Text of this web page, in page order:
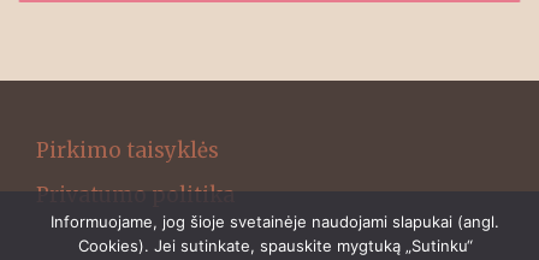
Pirkimo taisyklės
Privatumo politika
Informuojame, jog šioje svetainėje naudojami slapukai (angl.
Cookies). Jei sutinkate, spauskite mygtuką „Sutinku“